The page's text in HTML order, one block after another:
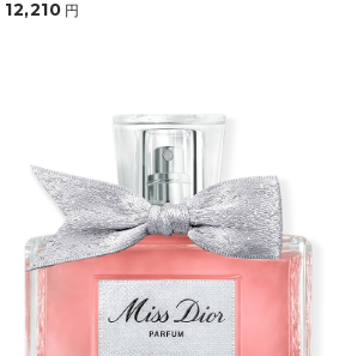
12,210 円